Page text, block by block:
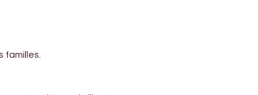
familles.